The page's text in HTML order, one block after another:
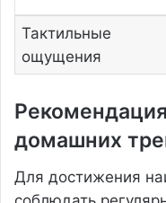
Тактильные
ощущения
домашних
Для достижения